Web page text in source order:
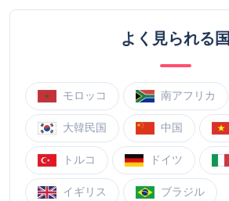
よく見られる国
モロッコ 南アフリカ
大韓民国 中国
トルコ ドイツ
イギリス ブラジル